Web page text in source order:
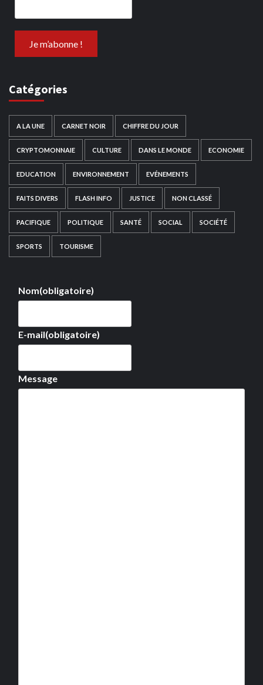
Catégories
A LA UNE CARNET NOIR CHIFFRE DU JOUR
CRYPTOMONNAIE CULTURE DANS LE MONDE ECONOMIE
EDUCATION ENVIRONNEMENT EVÉNEMENTS
FAITS DIVERS FLASH INFO JUSTICE NON CLASSÉ
PACIFIQUE POLITIQUE SANTÉ SOCIAL SOCIÉTÉ
SPORTS TOURISME
Nom(obligatoire)
E-mail(obligatoire)
Message